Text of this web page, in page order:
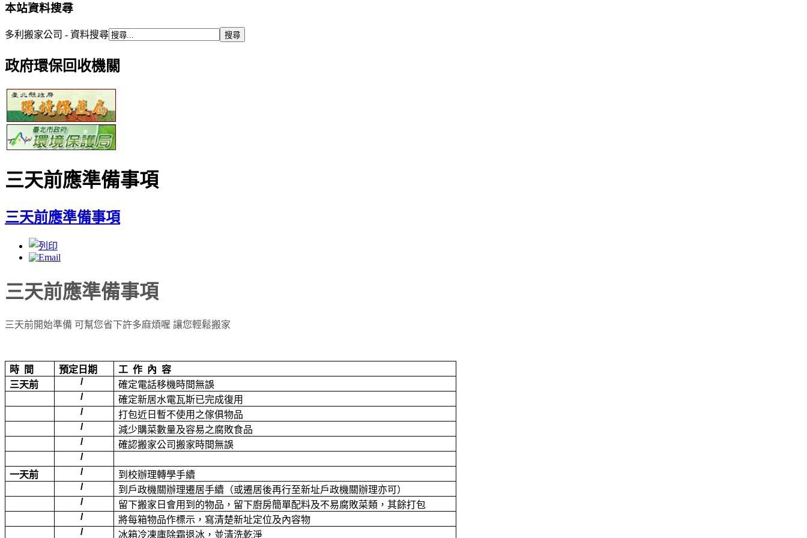
本站資料搜尋
多利搬家公司 - 資料搜尋
政府環保回收機關
三天前應準備事項
三天前應準備事項
三天前應準備事項
三天前開始準備 可幫您省下許多麻煩喔 讓您輕鬆搬家
時 間 預定日期 工作 內容
三天前
/
確定電話移機時間無誤
/
確定新居水電瓦斯已完成復用
/
打包近日暫不使用之傢俱物品
/
減少購菜數量及容易之腐敗食品
/
確認搬家公司搬家時間無誤
/
一天前
/
到校辦理轉學手續
/
到戶政機關辦理遷居手續（或遷居後再行至新址戶政機關辦理亦可）
/
留下搬家日會用到的物品，留下廚房簡單配料及不易腐敗菜類，其餘打包
/
將每箱物品作標示，寫清楚新址定位及內容物
/
冰箱冷凍庫除霜退冰，並清洗乾淨